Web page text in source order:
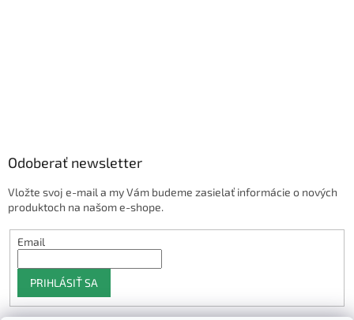
Odoberať newsletter
Vložte svoj e-mail a my Vám budeme zasielať informácie o nových
produktoch na našom e-shope.
Email
PRIHLÁSIŤ SA